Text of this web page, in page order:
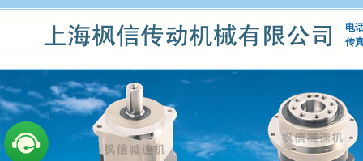
电
传